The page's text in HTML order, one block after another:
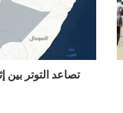
تصاعد التوتر بين